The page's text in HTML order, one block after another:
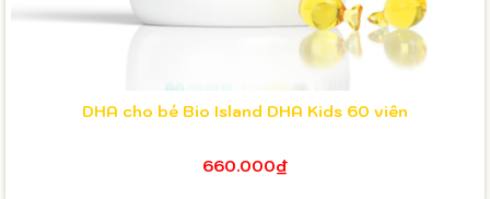
DHA cho bé Bio Island DHA Kids 60 viên
660.000₫